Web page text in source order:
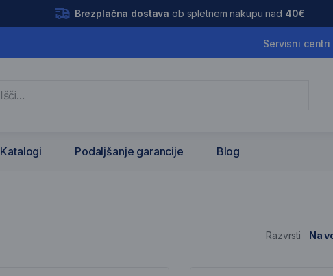
Brezplačna dostava ob spletnem nakupu nad 40€
Servisni centri
Katalogi Podaljšanje garancije Blog
Razvrsti Na